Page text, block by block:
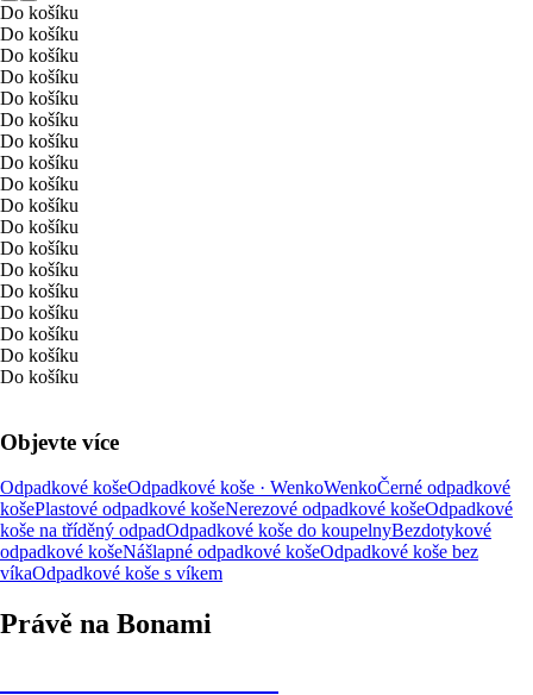
Do košíku
Do košíku
Do košíku
Do košíku
Do košíku
Do košíku
Do košíku
Do košíku
Do košíku
Do košíku
Do košíku
Do košíku
Do košíku
Do košíku
Do košíku
Do košíku
Do košíku
Do košíku
Objevte více
Odpadkové košeOdpadkové koše · WenkoWenkoČerné odpadkové
košePlastové odpadkové košeNerezové odpadkové košeOdpadkové
koše na tříděný odpadOdpadkové koše do koupelnyBezdotykové
odpadkové košeNášlapné odpadkové košeOdpadkové koše bez
víkaOdpadkové koše s víkem
Právě na Bonami